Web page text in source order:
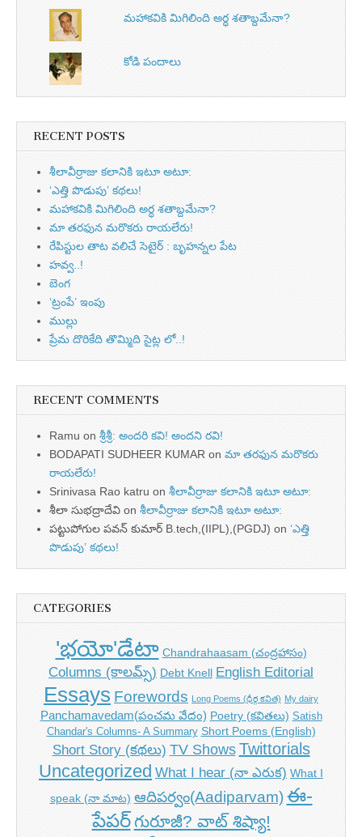
మహాకవికి మిగిలింది అర్ధ శతాబ్దమేనా?
కోడి పందాలు
RECENT POSTS
శీలావీర్రాజు కలానికి ఇటూ అటూ:
‘ఎత్తి పొడుపు’ కథలు!
మహాకవికి మిగిలింది అర్ధ శతాబ్దమేనా?
మా తరఫున మరొకరు రాయలేరు!
రేపిస్టుల తాట వలిచే సెటైర్ : బృహన్నల పేట
హవ్వ..!
బెంగ
‘ట్రంపే’ ఇంపు
ముల్లు
ప్రేమ దొరికేది తొమ్మిది సైట్ల లో..!
RECENT COMMENTS
Ramu on శ్రీశ్రీ: అందరి కవి! అందని రవి!
BODAPATI SUDHEER KUMAR on మా తరఫున మరొకరు
రాయలేరు!
Srinivasa Rao katru on శీలావీర్రాజు కలానికి ఇటూ అటూ:
శీలా సుభద్రాదేవి on శీలావీర్రాజు కలానికి ఇటూ అటూ:
పట్టుపోగుల పవన్ కుమార్ B.tech,(IIPL),(PGDJ) on ‘ఎత్తి
పొడుపు’ కథలు!
CATEGORIES
'భయో'డేటా Chandrahaasam (చంద్రహాసం)
Columns (కాలమ్స్) Debt Knell English Editorial
Essays Forewords Long Poems (ధీర్గ కవిత) My dairy
Panchamavedam(పంచమ వేదం) Poetry (కవితలు) Satish
Chandar's Columns- A Summary Short Poems (English)
Short Story (కథలు) TV Shows Twittorials
Uncategorized What I hear (నా ఎరుక) What I
speak (నా మాట) ఆదిపర్వం(Aadiparvam) ఈ-
పేపర్గురూజీ? వాట్ శిష్యా!